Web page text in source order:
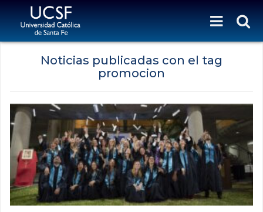
Noticias publicadas con el tag
promocion